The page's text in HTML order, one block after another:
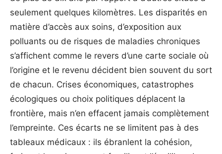
seulement quelques kilomètres. Les disparités en
matière d’accès aux soins, d’exposition aux
polluants ou de risques de maladies chroniques
s’affichent comme le revers d’une carte sociale où
l’origine et le revenu décident bien souvent du sort
de chacun. Crises économiques, catastrophes
écologiques ou choix politiques déplacent la
frontière, mais n’en effacent jamais complètement
l’empreinte. Ces écarts ne se limitent pas à des
tableaux médicaux : ils ébranlent la cohésion,